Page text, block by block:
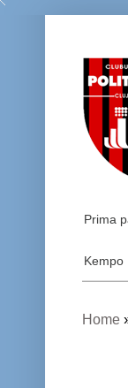
Prima
Kempo
Home